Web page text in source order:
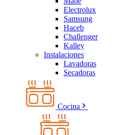
Electrolux
Samsung
Haceb
Challenger
Kalley
Instalaciones
Lavadoras
Secadoras
Cocina